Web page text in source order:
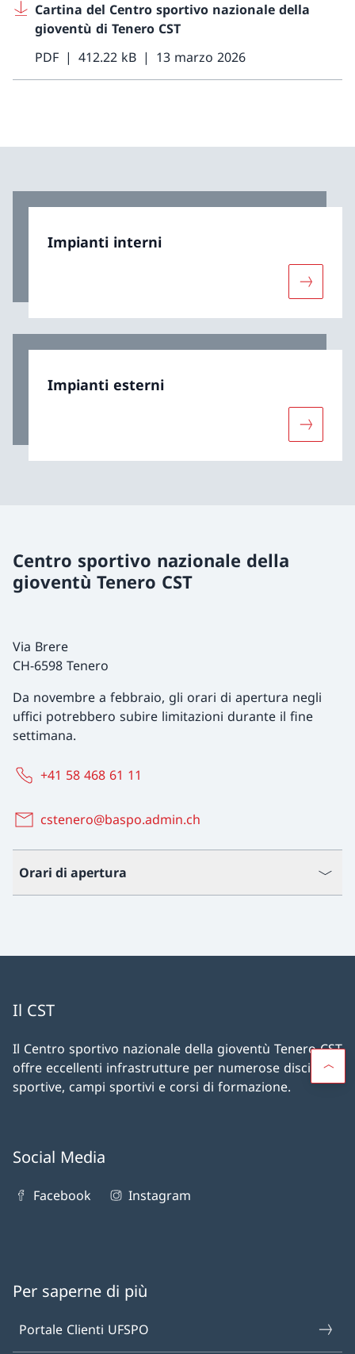
Cartina del Centro sportivo nazionale della
gioventù di Tenero CST
PDF
412.22 kB 13 marzo 2026
Impianti interni
Impianti esterni
Centro sportivo nazionale della
gioventù Tenero CST
Via Brere
CH-6598 Tenero
Da novembre a febbraio, gli orari di apertura negli
uffici potrebbero subire limitazioni durante il fine
settimana.
+41 58 468 61 11
cstenero@baspo.admin.ch
Orari di apertura
Il CST
Il Centro sportivo nazionale della gioventù Tenero CST
offre eccellenti infrastrutture per numerose discipline
sportive, campi sportivi e corsi di formazione.
Social Media
Facebook Instagram
Per saperne di più
Portale Clienti UFSPO